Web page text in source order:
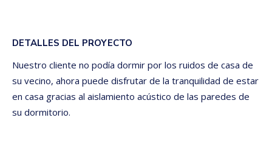
DETALLES DEL PROYECTO
Nuestro cliente no podía dormir por los ruidos de casa de
su vecino, ahora puede disfrutar de la tranquilidad de estar
en casa gracias al aislamiento acústico de las paredes de
su dormitorio.